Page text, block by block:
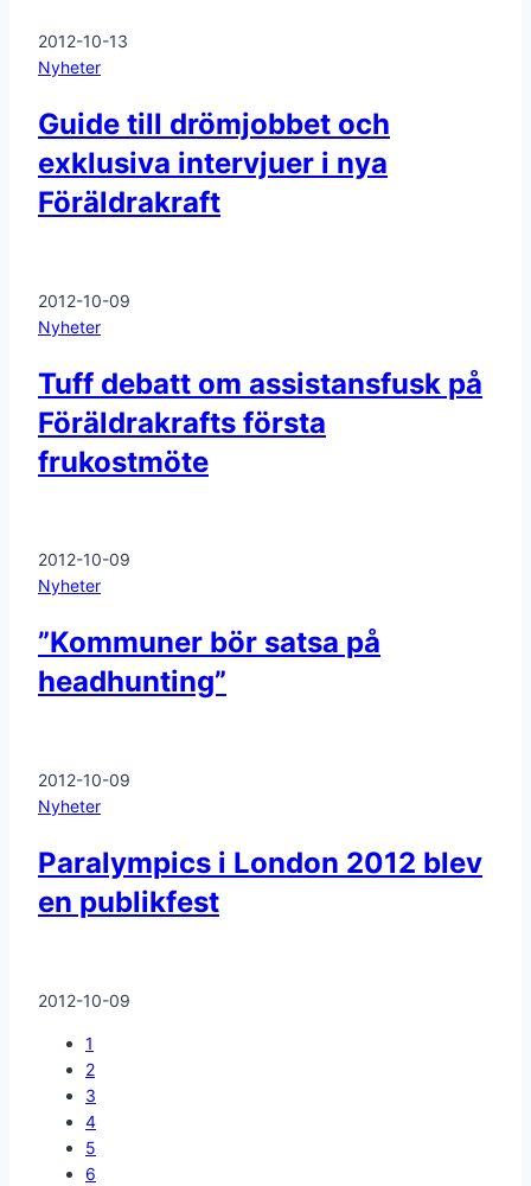
2012-10-13
Nyheter
Guide till drömjobbet och
exklusiva intervjuer i nya
Föräldrakraft
2012-10-09
Nyheter
Tuff debatt om assistansfusk på
Föräldrakrafts första
frukostmöte
2012-10-09
Nyheter
”Kommuner bör satsa på
headhunting”
2012-10-09
Nyheter
Paralympics i London 2012 blev
en publikfest
2012-10-09
1
2
3
4
5
6